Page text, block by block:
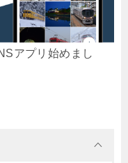
アプリ始めまし